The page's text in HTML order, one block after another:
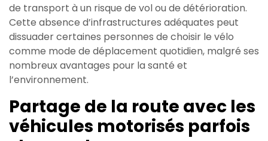
de transport à un risque de vol ou de détérioration.
Cette absence d’infrastructures adéquates peut
dissuader certaines personnes de choisir le vélo
comme mode de déplacement quotidien, malgré ses
nombreux avantages pour la santé et
l’environnement.
Partage de la route avec les
véhicules motorisés parfois